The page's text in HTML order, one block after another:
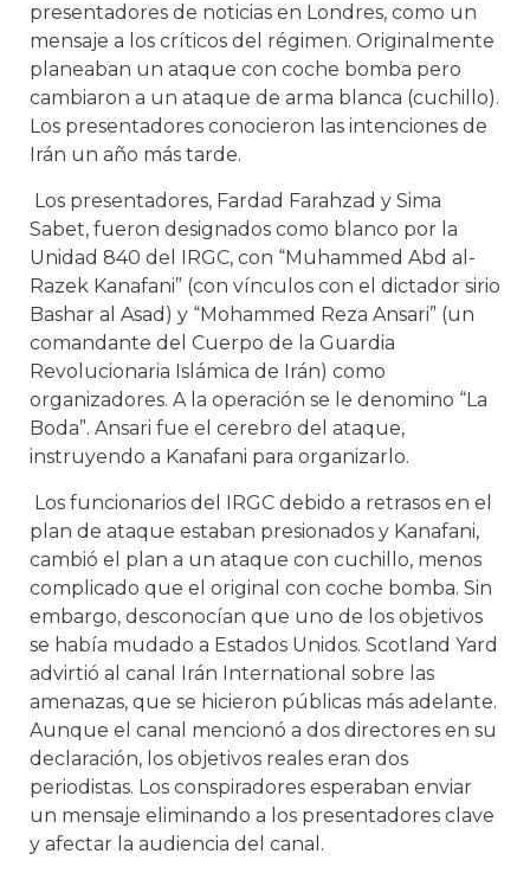
presentadores de noticias en Londres, como un
mensaje a los críticos del régimen. Originalmente
planeaban un ataque con coche bomba pero
cambiaron a un ataque de arma blanca (cuchillo).
Los presentadores conocieron las intenciones de
Irán un año más tarde.
Los presentadores, Fardad Farahzad y Sima
Sabet, fueron designados como blanco por la
Unidad 840 del IRGC, con “Muhammed Abd al-
Razek Kanafani” (con vínculos con el dictador sirio
Bashar al Asad) y “Mohammed Reza Ansari” (un
comandante del Cuerpo de la Guardia
Revolucionaria Islámica de Irán) como
organizadores. A la operación se le denomino “La
Boda”. Ansari fue el cerebro del ataque,
instruyendo a Kanafani para organizarlo.
Los funcionarios del IRGC debido a retrasos en el
plan de ataque estaban presionados y Kanafani,
cambió el plan a un ataque con cuchillo, menos
complicado que el original con coche bomba. Sin
embargo, desconocían que uno de los objetivos
se había mudado a Estados Unidos. Scotland Yard
advirtió al canal Irán International sobre las
amenazas, que se hicieron públicas más adelante.
Aunque el canal mencionó a dos directores en su
declaración, los objetivos reales eran dos
periodistas. Los conspiradores esperaban enviar
un mensaje eliminando a los presentadores clave
y afectar la audiencia del canal.